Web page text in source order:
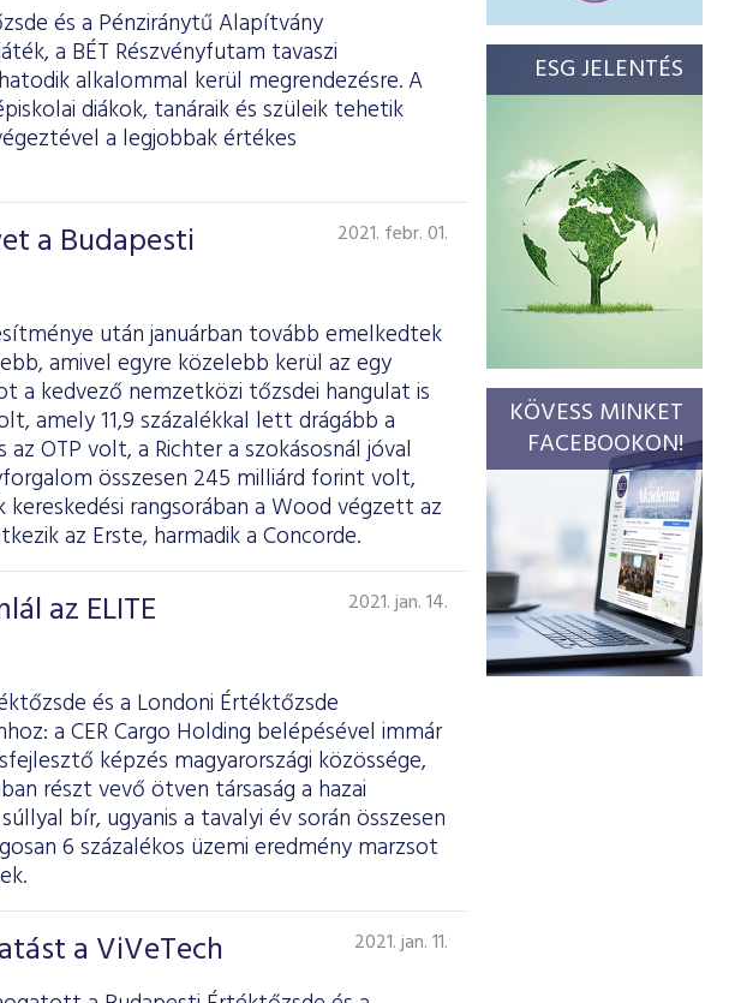
és a Pénziránytű Alapítvány
a BÉT Részvényfutam tavaszi
alkalommal kerül megrendezésre. A
diákok, tanáraik és szüleik tehetik
a legjobbak értékes
a Budapesti
2021. febr. 01.
után januárban tovább emelkedtek
amivel egyre közelebb kerül az egy
kedvező nemzetközi tőzsdei hangulat is
amely 11,9 százalékkal lett drágább a
OTP volt, a Richter a szokásosnál jóval
összesen 245 milliárd forint volt,
rangsorában a Wood végzett az
az Erste, harmadik a Concorde.
az ELITE
2021. jan. 14.
és a Londoni Értéktőzsde
a CER Cargo Holding belépésével immár
képzés magyarországi közössége,
részt vevő ötven társaság a hazai
bír, ugyanis a tavalyi év során összesen
6 százalékos üzemi eredmény marzsot
a ViVeTech 2021. jan. 11.
ESG JELENTÉS
KÖVESS MINKET
FACEBOOKON!